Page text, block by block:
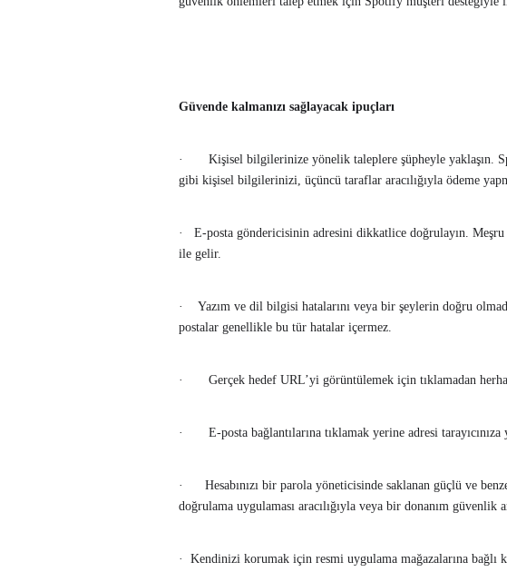
Güvende kalmanızı sağlayacak ipuçları
· Kişisel bilgilerinize yönelik taleplere şüpheyle yaklaşın.
gibi kişisel bilgilerinizi, üçüncü taraflar aracılığıyla ödeme
· E-posta göndericisinin adresini dikkatlice doğrulayın.
ile gelir.
· Yazım ve dil bilgisi hatalarını veya bir şeylerin doğru
postalar genellikle bu tür hatalar içermez.
· Gerçek hedef URL’yi görüntülemek için tıklamadan
· E-posta bağlantılarına tıklamak yerine adresi
· Hesabınızı bir parola yöneticisinde saklanan güçlü ve
doğrulama uygulaması aracılığıyla veya bir donanım
· Kendinizi korumak için resmi uygulama mağazalarına bağlı